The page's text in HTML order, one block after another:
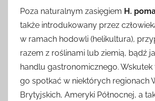
Poza naturalnym zasięgiem H.
także introdukowany przez
w ramach hodowli (helikultura),
razem z roślinami lub ziemią, bądź
handlu gastronomicznego.
go spotkać w niektórych regionach
Brytyjskich, Ameryki Północnej, a